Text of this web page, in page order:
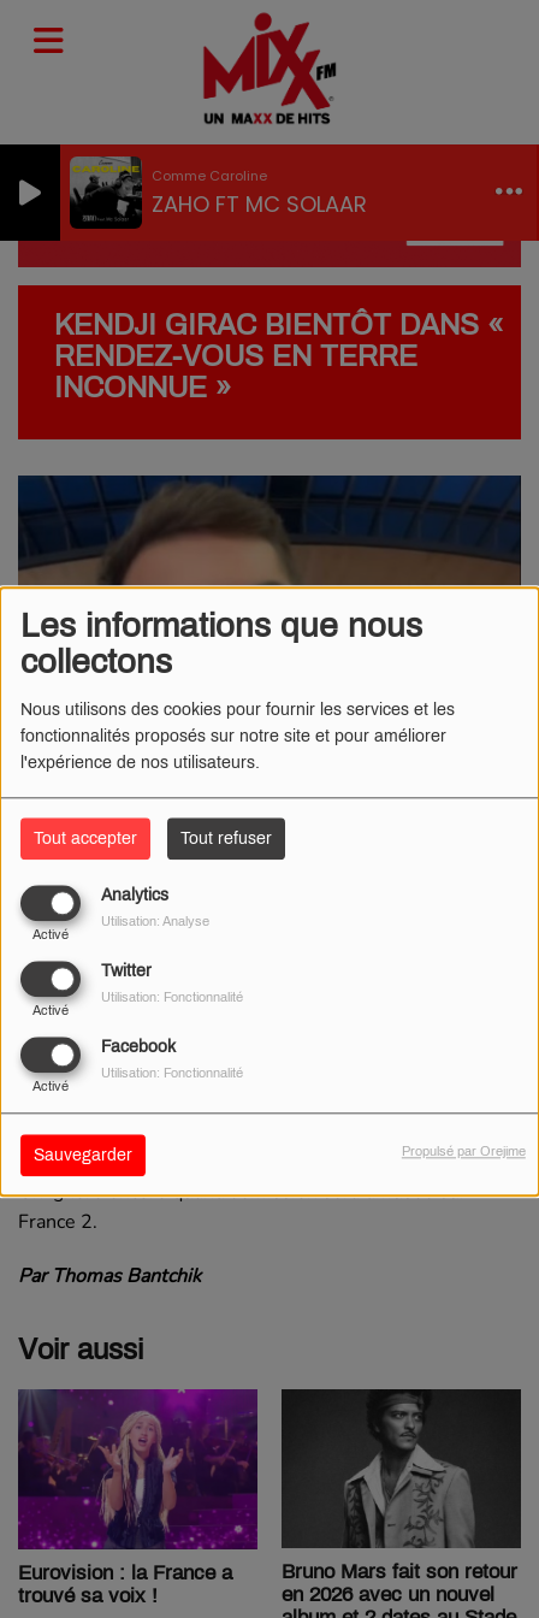
Les informations que nous
collectons
Nous utilisons des cookies pour fournir les services et les
fonctionnalités proposés sur notre site et pour améliorer
l'expérience de nos utilisateurs.
Tout accepter Tout refuser
Analytics
Activé
Utilisation: Analyse
Twitter
Activé
Utilisation: Fonctionnalité
Facebook
Activé
Utilisation: Fonctionnalité
Sauvegarder Propulsé par Orejime
Comme Caroline
ZAHO FT MC SOLAAR
KENDJI GIRAC BIENTÔT DANS «
RENDEZ-VOUS EN TERRE
INCONNUE »
03 AVRIL 2024
Sur Instagram, Kendji
absent des réseaux pendant quelques semaines, le
temps de tourner un épisode de « Rendez-vous en Terre
Inconnue ».
Le chanteur a avoué à ses fans qu’il était un peu « stressé
». C’est la première fois qu’il part seul loin de sa famille.
On ignore encore quand l'émission sera diffusée sur
France 2.
Par Thomas Bantchik
Voir aussi
Eurovision : la France a
trouvé sa voix !
Bruno Mars fait son retour
en 2026 avec un nouvel